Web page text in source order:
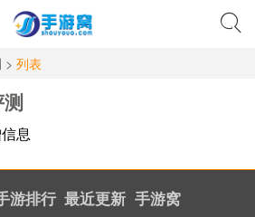
> 列表
息
游排行 最近更新 手游窝